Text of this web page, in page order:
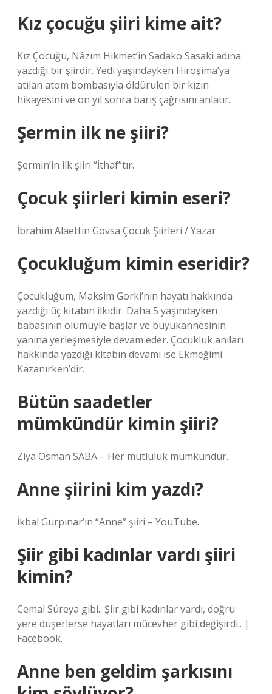
Kız çocuğu şiiri kime ait?
Kız Çocuğu, Nâzım Hikmet’in Sadako Sasaki adına
yazdığı bir şiirdir. Yedi yaşındayken Hiroşima’ya
atılan atom bombasıyla öldürülen bir kızın
hikayesini ve on yıl sonra barış çağrısını anlatır.
Şermin ilk ne şiiri?
Şermin’in ilk şiiri “İthaf”tır.
Çocuk şiirleri kimin eseri?
İbrahim Alaettin Gövsa Çocuk Şiirleri / Yazar
Çocukluğum kimin eseridir?
Çocukluğum, Maksim Gorki’nin hayatı hakkında
yazdığı üç kitabın ilkidir. Daha 5 yaşındayken
babasının ölümüyle başlar ve büyükannesinin
yanına yerleşmesiyle devam eder. Çocukluk anıları
hakkında yazdığı kitabın devamı ise Ekmeğimi
Kazanırken’dir.
Bütün saadetler
mümkündür kimin şiiri?
Ziya Osman SABA – Her mutluluk mümkündür.
Anne şiirini kim yazdı?
İkbal Gürpınar’ın “Anne” şiiri – YouTube.
Şiir gibi kadınlar vardı şiiri
kimin?
Cemal Süreya gibi.. Şiir gibi kadınlar vardı, doğru
yere düşerlerse hayatları mücevher gibi değişirdi.. |
Facebook.
Anne ben geldim şarkısını